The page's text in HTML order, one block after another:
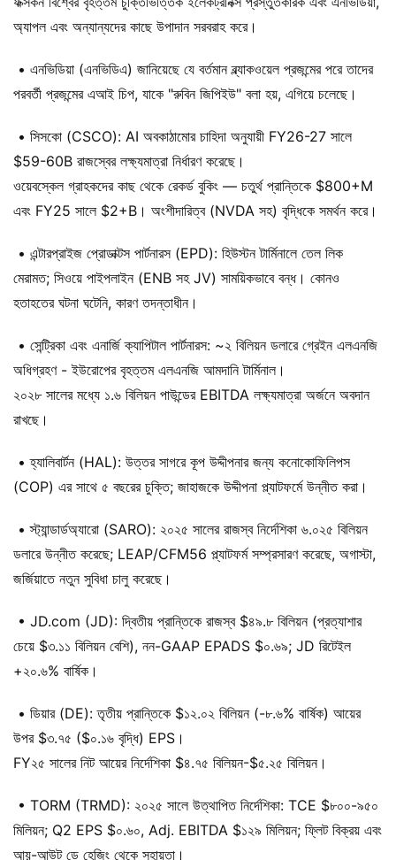
অ্যাপল এবং অন্যান্যদের কাছে উপাদান সরবরাহ করে।
• এনভিডিয়া (এনভিডিএ) জানিয়েছে যে বর্তমান ব্ল্যাকওয়েল প্রজন্মের পরে তাদের
পরবর্তী প্রজন্মের এআই চিপ, যাকে "রুবিন জিপিইউ" বলা হয়, এগিয়ে চলেছে।
• সিসকো (CSCO): AI অবকাঠামোর চাহিদা অনুযায়ী FY26-27 সালে
$59-60B রাজস্বের লক্ষ্যমাত্রা নির্ধারণ করেছে।
ওয়েবস্কেল গ্রাহকদের কাছ থেকে রেকর্ড বুকিং — চতুর্থ প্রান্তিকে $800+M
এবং FY25 সালে $2+B। অংশীদারিত্ব (NVDA সহ) বৃদ্ধিকে সমর্থন করে।
• এন্টারপ্রাইজ প্রোডাক্টস পার্টনারস (EPD): হিউস্টন টার্মিনালে তেল লিক
মেরামত; সিওয়ে পাইপলাইন (ENB সহ JV) সাময়িকভাবে বন্ধ। কোনও
হতাহতের ঘটনা ঘটেনি, কারণ তদন্তাধীন।
• সেন্ট্রিকা এবং এনার্জি ক্যাপিটাল পার্টনারস: ~২ বিলিয়ন ডলারে গ্রেইন এলএনজি
অধিগ্রহণ - ইউরোপের বৃহত্তম এলএনজি আমদানি টার্মিনাল।
২০২৮ সালের মধ্যে ১.৬ বিলিয়ন পাউন্ডের EBITDA লক্ষ্যমাত্রা অর্জনে অবদান
রাখছে।
• হ্যালিবার্টন (HAL): উত্তর সাগরে কূপ উদ্দীপনার জন্য কনোকোফিলিপস
(COP) এর সাথে ৫ বছরের চুক্তি; জাহাজকে উদ্দীপনা প্ল্যাটফর্মে উন্নীত করা।
• স্ট্যান্ডার্ডঅ্যারো (SARO): ২০২৫ সালের রাজস্ব নির্দেশিকা ৬.০২৫ বিলিয়ন
ডলারে উন্নীত করেছে; LEAP/CFM56 প্ল্যাটফর্ম সম্প্রসারণ করেছে, অগাস্টা,
জর্জিয়াতে নতুন সুবিধা চালু করেছে।
• JD.com (JD): দ্বিতীয় প্রান্তিকে রাজস্ব $৪৯.৮ বিলিয়ন (প্রত্যাশার
চেয়ে $৩.১১ বিলিয়ন বেশি), নন-GAAP EPADS $০.৬৯; JD রিটেইল
+২০.৬% বার্ষিক।
• ডিয়ার (DE): তৃতীয় প্রান্তিকে $১২.০২ বিলিয়ন (-৮.৬% বার্ষিক) আয়ের
উপর $৩.৭৫ ($০.১৬ বৃদ্ধি) EPS।
FY২৫ সালের নিট আয়ের নির্দেশিকা $৪.৭৫ বিলিয়ন-$৫.২৫ বিলিয়ন।
• TORM (TRMD): ২০২৫ সালে উত্থাপিত নির্দেশিকা: TCE $৮০০-৯৫০
মিলিয়ন; Q2 EPS $০.৬০, Adj. EBITDA $১২৯ মিলিয়ন; ফ্লিট বিক্রয় এবং
আয়-আউট ডে হেজিং থেকে সহায়তা।